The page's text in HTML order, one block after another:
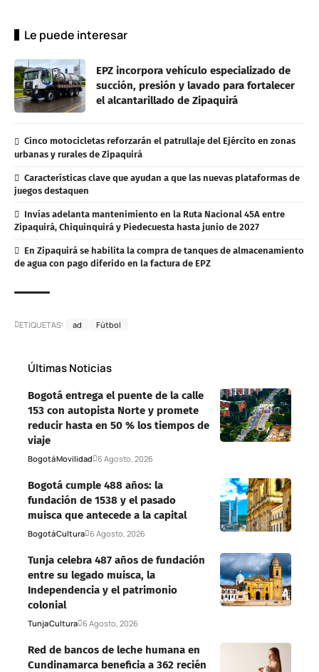
Le puede interesar
EPZ incorpora vehículo especializado de
succión, presión y lavado para fortalecer
el alcantarillado de Zipaquirá
Cinco motocicletas reforzarán el patrullaje del Ejército en zonas
urbanas y rurales de Zipaquirá
Características clave que ayudan a que las nuevas plataformas de
juegos destaquen
Invías adelanta mantenimiento en la Ruta Nacional 45A entre
Zipaquirá, Chiquinquirá y Piedecuesta hasta junio de 2027
En Zipaquirá se habilita la compra de tanques de almacenamiento
de agua con pago diferido en la factura de EPZ
ETIQUETAS: ad Fútbol
Últimas Noticias
Bogotá entrega el puente de la calle
153 con autopista Norte y promete
reducir hasta en 50 % los tiempos de
viaje
BogotáMovilidad 6 Agosto, 2026
Bogotá cumple 488 años: la
fundación de 1538 y el pasado
muisca que antecede a la capital
BogotáCultura 6 Agosto, 2026
Tunja celebra 487 años de fundación
entre su legado muisca, la
Independencia y el patrimonio
colonial
TunjaCultura 6 Agosto, 2026
Red de bancos de leche humana en
Cundinamarca beneficia a 362 recién